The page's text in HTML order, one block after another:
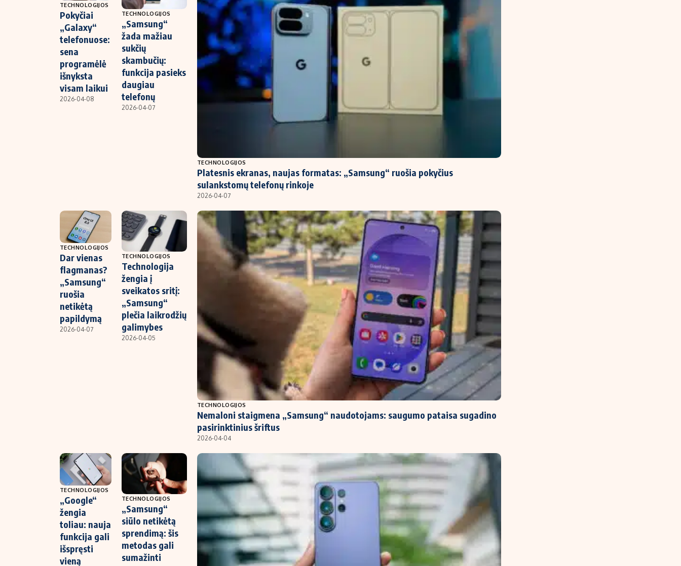
TECHNOLOGIJOS
Pokyčiai
„Galaxy“
telefonuose:
sena
programėlė
išnyksta
visam laikui
2026-04-08
TECHNOLOGIJOS
„Samsung“
žada mažiau
sukčių
skambučių:
funkcija pasieks
daugiau
telefonų
2026-04-07
TECHNOLOGIJOS
Platesnis ekranas, naujas formatas: „Samsung“ ruošia pokyčius
sulankstomų telefonų rinkoje
2026-04-07
TECHNOLOGIJOS
Dar vienas
flagmanas?
„Samsung“
ruošia
netikėtą
papildymą
2026-04-07
TECHNOLOGIJOS
Technologija
žengia į
sveikatos sritį:
„Samsung“
plečia laikrodžių
galimybes
2026-04-05
TECHNOLOGIJOS
Nemaloni staigmena „Samsung“ naudotojams: saugumo pataisa sugadino
pasirinktinius šriftus
2026-04-04
TECHNOLOGIJOS
„Google“
žengia
toliau: nauja
funkcija gali
išspręsti
vieną
TECHNOLOGIJOS
„Samsung“
siūlo netikėtą
sprendimą: šis
metodas gali
sumažinti